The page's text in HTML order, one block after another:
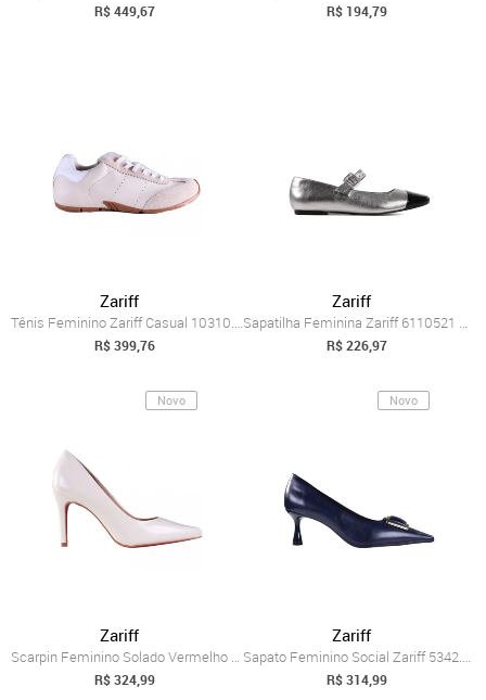
R$ 449,67 R$ 194,79
Zariff
Tênis Feminino Zariff Casual 10310.7706 ...
R$ 399,76
Zariff
Sapatilha Feminina Zariff 6110521 Zariff Prata
R$ 226,97
Novo
Zariff
Scarpin Feminino Solado Vermelho Zariff ...
R$ 324,99
Novo
Zariff
Sapato Feminino Social Zariff 5342.12713...
R$ 314,99